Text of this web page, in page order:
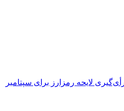
لایحه رمزارز برای سپتامبر